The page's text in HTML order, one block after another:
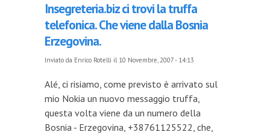
Insegreteria.biz ci trovi la truffa
telefonica. Che viene dalla Bosnia
Erzegovina.
Inviato da Enrico Rotelli il 10 Novembre, 2007 - 14:13
Alé, ci risiamo, come previsto è arrivato sul
mio Nokia un nuovo messaggio truffa,
questa volta viene da un numero della
Bosnia - Erzegovina, +38761125522, che,